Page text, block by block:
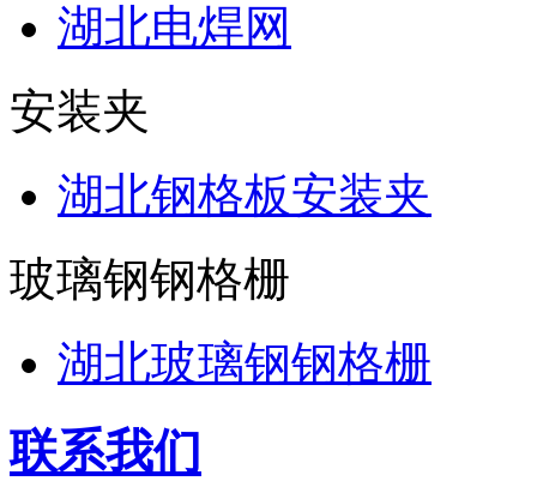
湖北电焊网
安装夹
湖北钢格板安装夹
玻璃钢钢格栅
湖北玻璃钢钢格栅
联系我们